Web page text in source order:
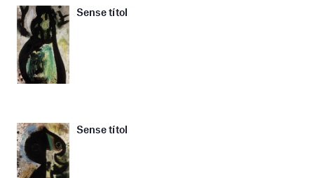
Sense títol
Sense títol